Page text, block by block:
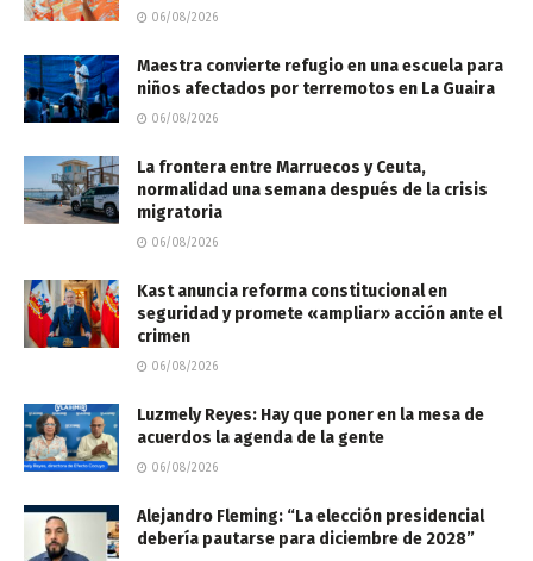
06/08/2026
Maestra convierte refugio en una escuela para
niños afectados por terremotos en La Guaira
06/08/2026
La frontera entre Marruecos y Ceuta,
normalidad una semana después de la crisis
migratoria
06/08/2026
Kast anuncia reforma constitucional en
seguridad y promete «ampliar» acción ante el
crimen
06/08/2026
Luzmely Reyes: Hay que poner en la mesa de
acuerdos la agenda de la gente
06/08/2026
Alejandro Fleming: “La elección presidencial
debería pautarse para diciembre de 2028”